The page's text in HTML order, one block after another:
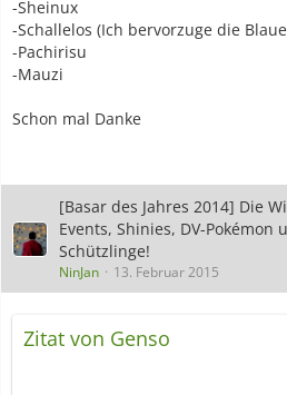
-Sheinux
-Schallelos (Ich bervorzuge die
-Pachirisu
-Mauzi
Schon mal Danke
[Basar des Jahres 2014] Die
Events, Shinies, DV-Pokémon
Schützlinge!
NinJan 13. Februar 2015
Zitat von Genso